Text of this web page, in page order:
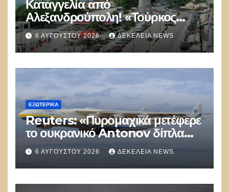
Καταγγελία από
Αλεξανδρούπολη! «Τούρκος
αστυνομικός επέδειξε ταυτότητα
και έκανε υποδείξεις σε Έλληνα
πολίτη»
6 ΑΥΓΟΎΣΤΟΥ 2026 ΔΕΚΈΛΕΙΑ NEWS
ΕΞΩΤΕΡΙΚΑ
Reuters: «Πυρομαχικά μετέφερε
το ουκρανικό Antonov δίπλα
στο οποίο βρέθηκε το drone στη
Λειψία»
6 ΑΥΓΟΎΣΤΟΥ 2026 ΔΕΚΈΛΕΙΑ NEWS